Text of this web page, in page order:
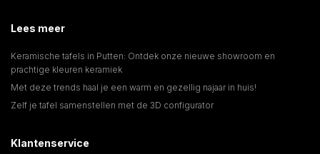
Lees meer
Keramische tafels in Putten: Ontdek onze nieuwe showroom en
prachtige kleuren keramiek
Met deze trends haal je een warm en gezellig najaar in huis!
Zelf je tafel samenstellen met de 3D configurator
Klantenservice